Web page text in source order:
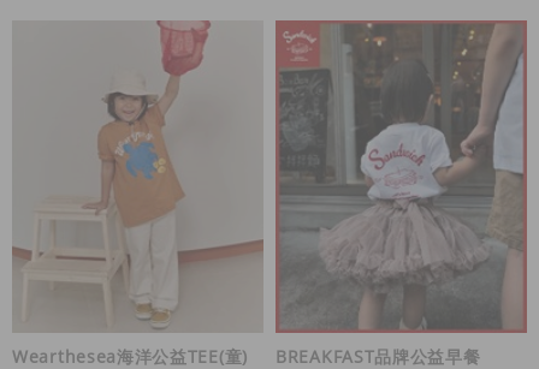
Wearthesea海洋公益TEE(童)
BREAKFAST品牌公益早餐